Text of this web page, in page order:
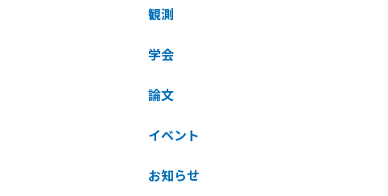
観測
学会
論文
イベント
お知らせ